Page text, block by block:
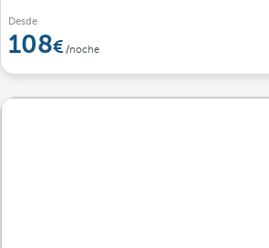
Desde
108 /noche